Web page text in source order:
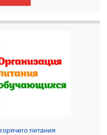
питания